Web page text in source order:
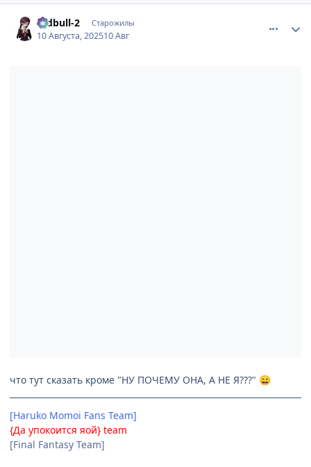
redbull-2 Старожилы
10 Августа, 202510 Авг
что тут сказать кроме "НУ ПОЧЕМУ ОНА, А НЕ Я???" 😄
[Haruko Momoi Fans Team]
{Да упокоится яой} team
[Final Fantasy Team]